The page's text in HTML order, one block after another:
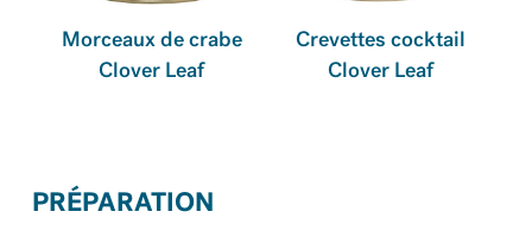
Morceaux de crabe
Clover Leaf
Crevettes cocktail
Clover Leaf
PRÉPARATION